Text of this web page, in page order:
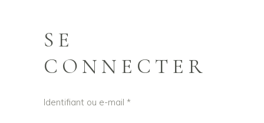
SE
CONNECTER
Identifiant ou e-mail *Obligatoire